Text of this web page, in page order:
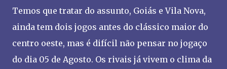
Temos que tratar do assunto, Goiás e Vila Nova,
ainda tem dois jogos antes do clássico maior do
centro oeste, mas é difícil não pensar no jogaço
do dia 05 de Agosto. Os rivais já vivem o clima da